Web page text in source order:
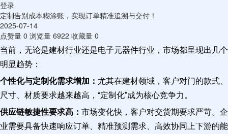
登录
定制告别成本糊涂账，实现订单精准追溯与交付！
2025-07-14
点赞量 0 浏览量 6922 收藏量 0
当前，无论是建材行业还是电子元器件行业，市场都呈现出几个
明显趋势：
个性化与定制化需求增加： 尤其在建材领域，客户对门的款式、
尺寸、材质要求越来越高，“定制化”成为核心竞争力。
供应链敏捷性要求高： 市场变化快，客户对交货期要求严苛。企
业需要具备快速响应订单、精准预测需求、高效协同上下游的能